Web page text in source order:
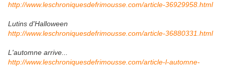
http://www.leschroniquesdefrimousse.com/article-36929958.html
Lutins d'Halloween
http://www.leschroniquesdefrimousse.com/article-36880331.html
L'automne arrive...
http://www.leschroniquesdefrimousse.com/article-l-automne-